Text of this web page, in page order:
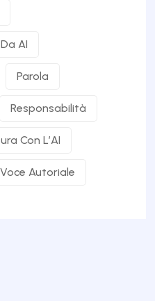
AI
Parola
Responsabilità
Con L’AI
Voce Autoriale